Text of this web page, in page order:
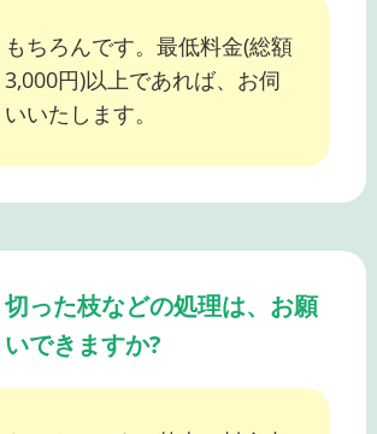
もちろんです。最低料金(総額
3,000円)以上であれば、お伺
いいたします。
切った枝などの処理は、お願
いできますか?